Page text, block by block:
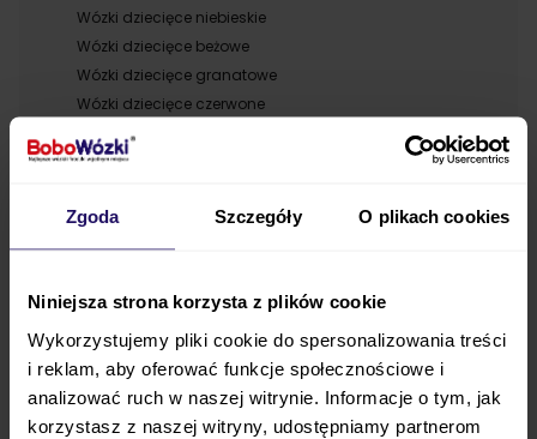
Zgoda Szczegóły O plikach cookies
Niniejsza strona korzysta z plików cookie
Wykorzystujemy pliki cookie do spersonalizowania treści
i reklam, aby oferować funkcje społecznościowe i
analizować ruch w naszej witrynie. Informacje o tym, jak
korzystasz z naszej witryny, udostępniamy partnerom
Wózki dziecięce niebieskie
Wózki dziecięce beżowe
Wózki dziecięce granatowe
Wózki dziecięce czerwone
Wózki pomrańczowe i żłóte
Wózki dziecięce w kwiaty
Wózki z zamykanym koszem
Wózki z pompowanymi kołami
Wózki z amortyzacją
Wózki z teleskopową rączką